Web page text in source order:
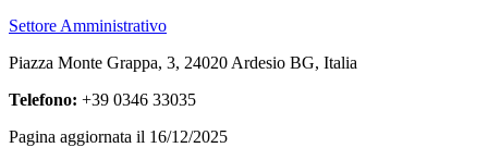
Settore Amministrativo
Piazza Monte Grappa, 3, 24020 Ardesio BG, Italia
Telefono: +39 0346 33035
Pagina aggiornata il 16/12/2025